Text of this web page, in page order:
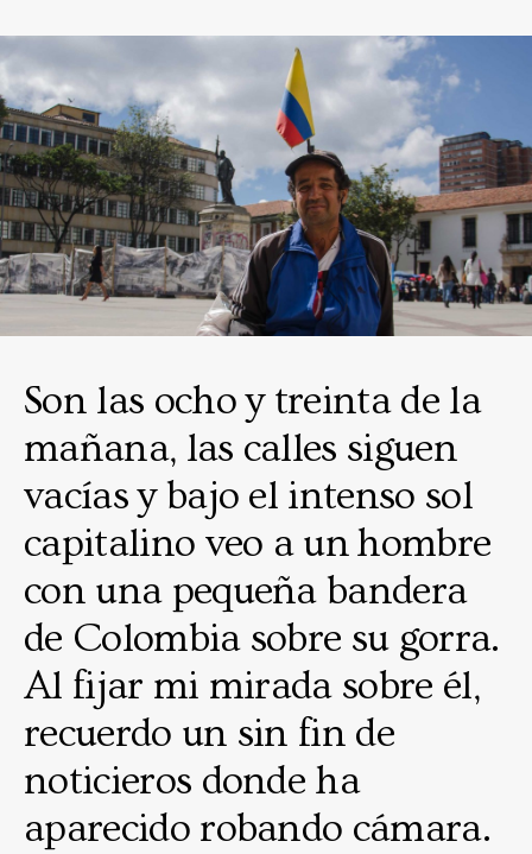
Son las ocho y treinta de la
mañana, las calles siguen
vacías y bajo el intenso sol
capitalino veo a un hombre
con una pequeña bandera
de Colombia sobre su gorra.
Al fijar mi mirada sobre él,
recuerdo un sin fin de
noticieros donde ha
aparecido robando cámara.